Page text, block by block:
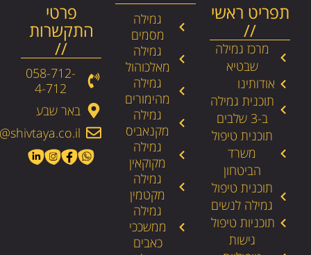
תפריט ראשי
//
מרכז גמילה
שבטיא
אודותינו
תוכנית גמילה
ב-3 שלבים
תוכנית טיפול
משרד
הביטחון
תוכנית טיפול
גמילה לנשים
תוכניות טיפול
גישות
גמילה
מסמים
גמילה
מאלכוהול
גמילה
מהימורים
גמילה
מקנאביס
גמילה
מקוקאין
גמילה
מקטמין
גמילה
ממשככי
כאבים
פרטי
התקשרות
//
058-712-
4-712​
באר שבע